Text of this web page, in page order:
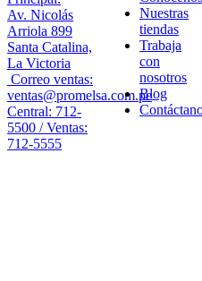
Av. Nicolás
Arriola 899
Santa Catalina,
La Victoria
Correo ventas:
ventas@promelsa.com.pe
Central: 712-
5500 / Ventas:
712-5555
Nuestras
tiendas
Trabaja
con
nosotros
Blog